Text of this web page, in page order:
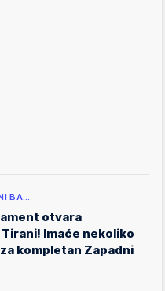
BA…
otvara
Imaće nekoliko
kompletan Zapadni